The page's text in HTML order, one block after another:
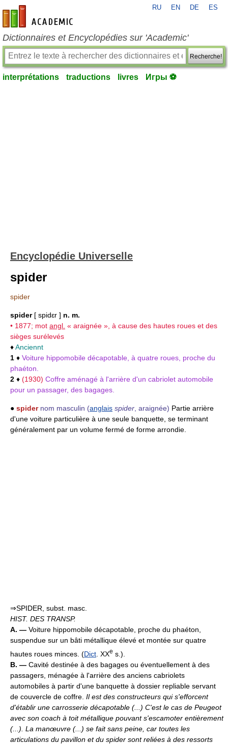
fr-academic.com
RU EN DE ES
Dictionnaires et Encyclopédies sur 'Academic'
Recherche!
interprétations traductions livres Игры ⚽
Encyclopédie Universelle
spider
spider
spider[ spidɛr ] n. m.
• 1877; mot angl. « araignée », à cause des hautes roues et des
sièges surélevés
♦Anciennt
1 ♦ Voiture hippomobile décapotable, à quatre roues, proche du
phaéton.
2 ♦ (1930) Coffre aménagé à l'arrière d'un cabriolet automobile
pour un passager, des bagages.
● spider nom masculin (anglais spider , araignée) Partie arrière
d'une voiture particulière à une seule banquette, se terminant
généralement par un volume fermé de forme arrondie.
⇒SPIDER, subst. masc.
HIST. DES TRANSP.
A. — Voiture hippomobile décapotable, proche du phaéton,
suspendue sur un bâti métallique élevé et montée sur quatre
hautes roues minces. (Dict . XXe s.).
B. — Cavité destinée à des bagages ou éventuellement à des
passagers, ménagée à l'arrière des anciens cabriolets
automobiles à partir d'une banquette à dossier repliable servant
de couvercle de coffre. Il est des constructeurs qui s'efforcent
d'établir une carrosserie décapotable (...) C'est le cas de Peugeot
avec son coach à toit métallique pouvant s'escamoter entièrement
(...). La manœuvre (...) se fait sans peine, car toutes les
articulations du pavillon et du spider sont reliées à des ressorts